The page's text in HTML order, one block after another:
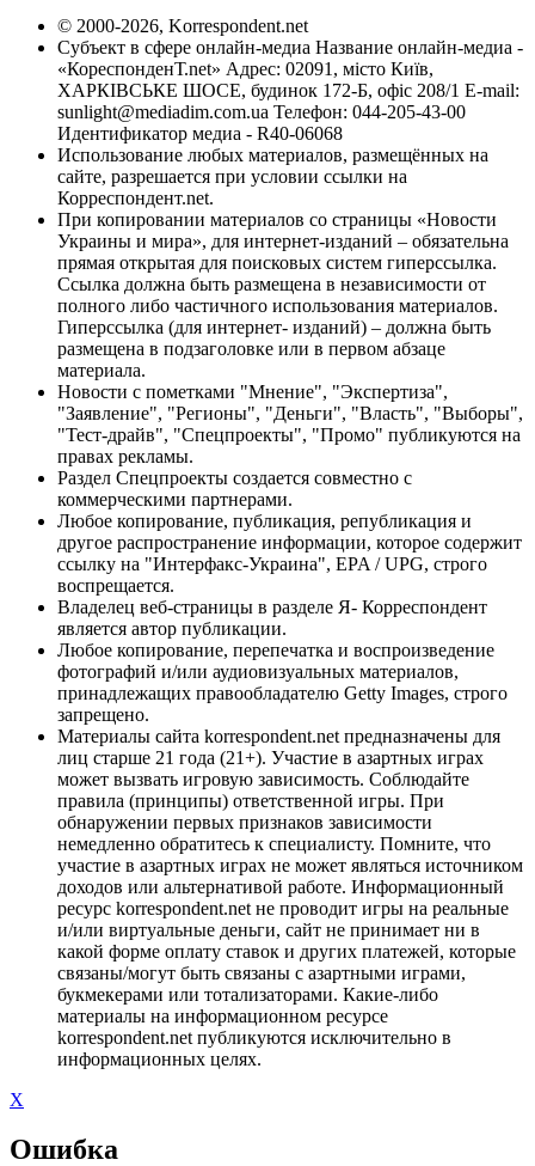
© 2000-2026, Korrespondent.net
Субъект в сфере онлайн-медиа Название онлайн-медиа -
«КореспонденТ.net» Адрес: 02091, місто Київ,
ХАРКІВСЬКЕ ШОСЕ, будинок 172-Б, офіс 208/1 E-mail:
sunlight@mediadim.com.ua Телефон: 044-205-43-00
Идентификатор медиа - R40-06068
Использование любых материалов, размещённых на
сайте, разрешается при условии ссылки на
Корреспондент.net.
При копировании материалов со страницы «Новости
Украины и мира», для интернет-изданий – обязательна
прямая открытая для поисковых систем гиперссылка.
Ссылка должна быть размещена в независимости от
полного либо частичного использования материалов.
Гиперссылка (для интернет- изданий) – должна быть
размещена в подзаголовке или в первом абзаце
материала.
Новости с пометками "Мнение", "Экспертиза",
"Заявление", "Регионы", "Деньги", "Власть", "Выборы",
"Тест-драйв", "Спецпроекты", "Промо" публикуются на
правах рекламы.
Раздел Спецпроекты создается совместно с
коммерческими партнерами.
Любое копирование, публикация, републикация и
другое распространение информации, которое содержит
ссылку на "Интерфакс-Украина", EPA / UPG, строго
воспрещается.
Владелец веб-страницы в разделе Я- Корреспондент
является автор публикации.
Любое копирование, перепечатка и воспроизведение
фотографий и/или аудиовизуальных материалов,
принадлежащих правообладателю Getty Images, строго
запрещено.
Материалы сайта korrespondent.net предназначены для
лиц старше 21 года (21+). Участие в азартных играх
может вызвать игровую зависимость. Соблюдайте
правила (принципы) ответственной игры. При
обнаружении первых признаков зависимости
немедленно обратитесь к специалисту. Помните, что
участие в азартных играх не может являться источником
доходов или альтернативой работе. Информационный
ресурс korrespondent.net не проводит игры на реальные
и/или виртуальные деньги, сайт не принимает ни в
какой форме оплату ставок и других платежей, которые
связаны/могут быть связаны с азартными играми,
букмекерами или тотализаторами. Какие-либо
материалы на информационном ресурсе
korrespondent.net публикуются исключительно в
информационных целях.
X
Ошибка